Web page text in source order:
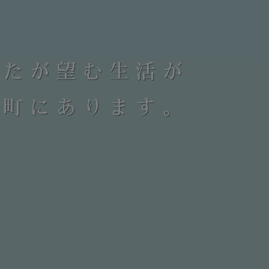
が望む生活が
にあります。